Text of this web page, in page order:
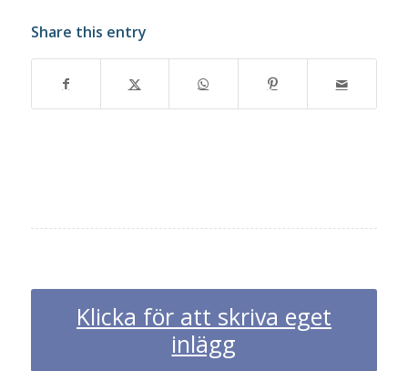
Share this entry
Klicka för att skriva eget
inlägg